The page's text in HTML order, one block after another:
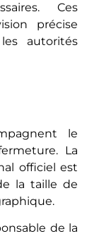
Ces
précise
autorités
le
La
officiel est
la taille de
de la